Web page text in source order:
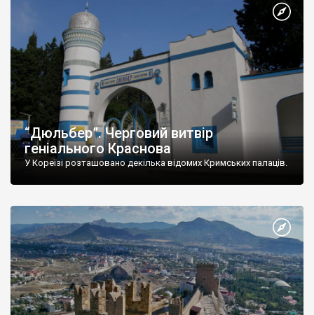
“Дюльбер”. Черговий витвір
геніального Краснова
У Кореїзі розташовано декілька відомих Кримських палаців.